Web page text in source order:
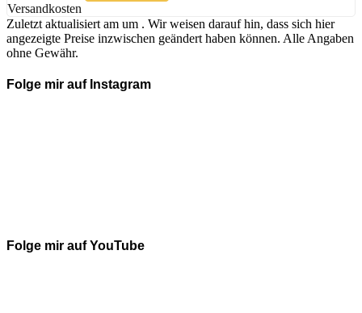
Versandkosten
Zuletzt aktualisiert am um . Wir weisen darauf hin, dass sich hier
angezeigte Preise inzwischen geändert haben können. Alle Angaben
ohne Gewähr.
Folge mir auf Instagram
Folge mir auf YouTube